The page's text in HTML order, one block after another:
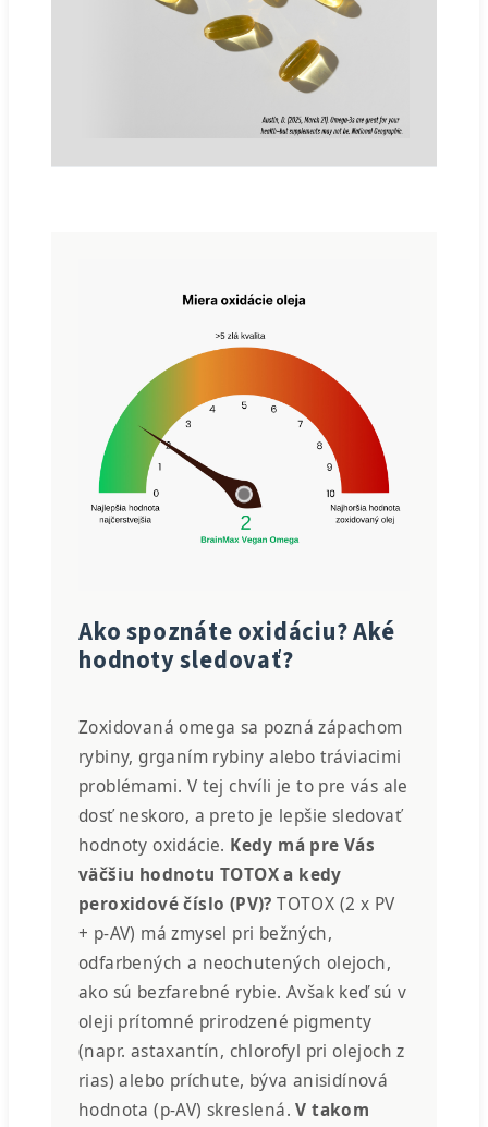
Ako spoznáte oxidáciu? Aké
hodnoty sledovať?
Zoxidovaná omega sa pozná zápachom
rybiny, grganím rybiny alebo tráviacimi
problémami. V tej chvíli je to pre vás ale
dosť neskoro, a preto je lepšie sledovať
hodnoty oxidácie. Kedy má pre Vás
väčšiu hodnotu TOTOX a kedy
peroxidové číslo (PV)? TOTOX (2 x PV
+ p-AV) má zmysel pri bežných,
odfarbených a neochutených olejoch,
ako sú bezfarebné rybie. Avšak keď sú v
oleji prítomné prirodzené pigmenty
(napr. astaxantín, chlorofyl pri olejoch z
rias) alebo príchute, býva anisidínová
hodnota (p-AV) skreslená.V takom